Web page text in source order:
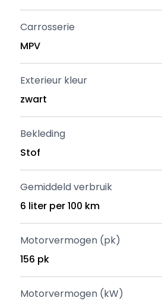
Carrosserie
MPV
Exterieur kleur
zwart
Bekleding
Stof
Gemiddeld verbruik
6 liter per 100 km
Motorvermogen (pk)
156 pk
Motorvermogen (kW)